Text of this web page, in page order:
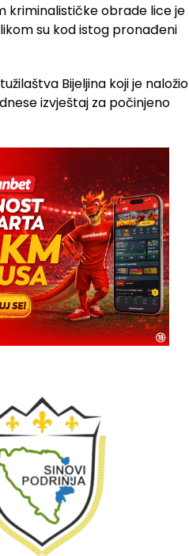
kriminalističke obrade lice je
su kod istog pronađeni
Bijeljina koji je naložio
izvještaj za počinjeno